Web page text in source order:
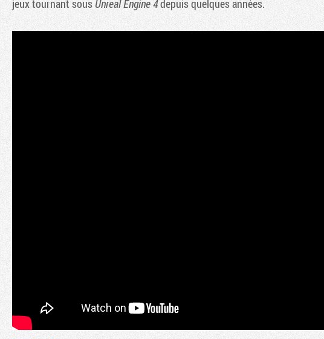
jeux tournant sous Unreal Engine 4depuis quelques années.